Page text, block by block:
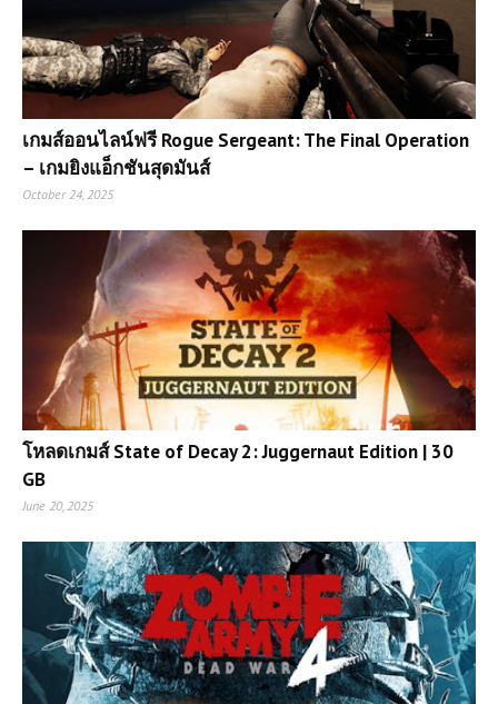
เกมส์ออนไลน์ฟรี Rogue Sergeant: The Final Operation
– เกมยิงแอ็กชันสุดมันส์
October 24, 2025
โหลดเกมส์ State of Decay 2: Juggernaut Edition | 30
GB
June 20, 2025